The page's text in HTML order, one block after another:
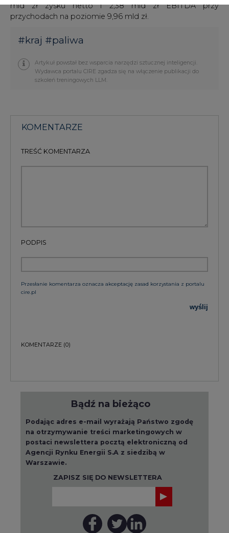
mld zł zysku netto i 2,38 mld zł EBITDA przy
przychodach na poziomie 9,96 mld zł.
#kraj #paliwa
Artykuł powstał bez wsparcia narzędzi sztucznej inteligencji.
Wydawca portalu CIRE zgadza się na włączenie publikacji do
szkoleń treningowych LLM.
KOMENTARZE
TREŚĆ KOMENTARZA
PODPIS
Przesłanie komentarza oznacza akceptację zasad korzystania z portalu
cire.pl
wyślij
KOMENTARZE (0)
Bądź na bieżąco
Podając adres e-mail wyrażają Państwo zgodę
na otrzymywanie treści marketingowych w
postaci newslettera pocztą elektroniczną od
Agencji Rynku Energii S.A z siedzibą w
Warszawie.
ZAPISZ SIĘ DO NEWSLETTERA